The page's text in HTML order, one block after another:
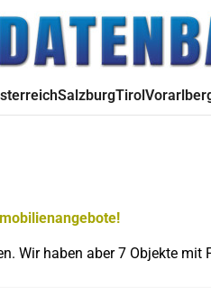
SalzburgTirol
Wir haben aber 7 Objekte mit